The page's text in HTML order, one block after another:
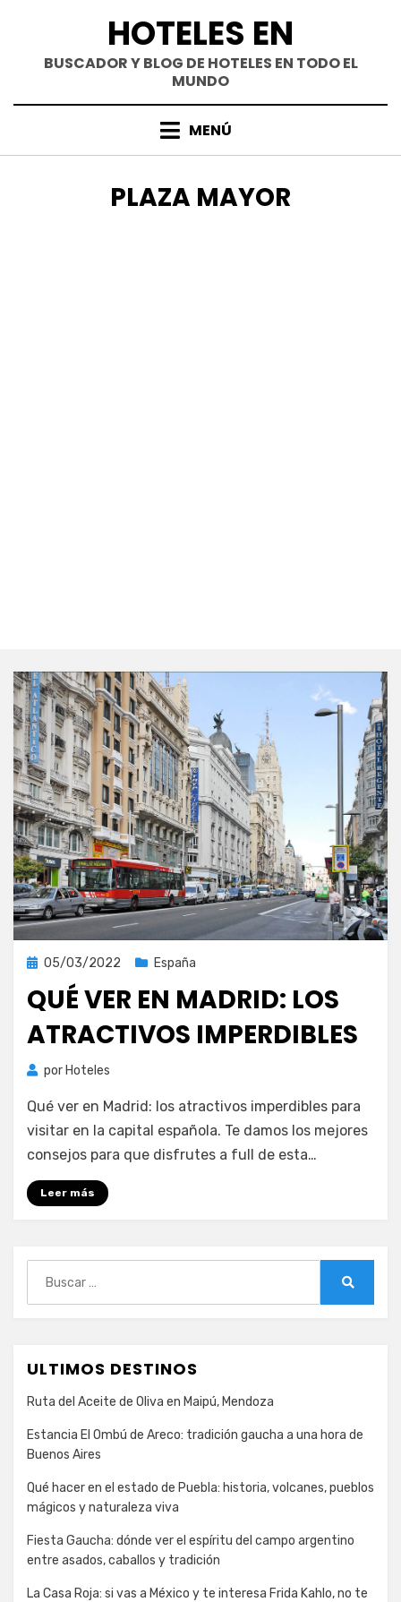
contenido
HOTELES EN
BUSCADOR Y BLOG DE HOTELES EN TODO EL
MUNDO
MENÚ
ETIQUETA
:
PLAZA MAYOR
Publicada
05/03/2022 España
QUÉ VER EN MADRID: LOS
ATRACTIVOS IMPERDIBLES
por Hoteles
Qué ver en Madrid: los atractivos imperdibles para
visitar en la capital española. Te damos los mejores
consejos para que disfrutes a full de esta…
Leer más
ULTIMOS DESTINOS
Ruta del Aceite de Oliva en Maipú, Mendoza
Estancia El Ombú de Areco: tradición gaucha a una hora de
Buenos Aires
Qué hacer en el estado de Puebla: historia, volcanes, pueblos
mágicos y naturaleza viva
Fiesta Gaucha: dónde ver el espíritu del campo argentino
entre asados, caballos y tradición
La Casa Roja: si vas a México y te interesa Frida Kahlo, no te